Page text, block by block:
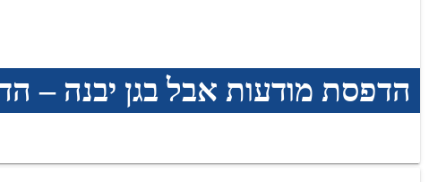
הדפסת מודעות אבל בגן יבנה –